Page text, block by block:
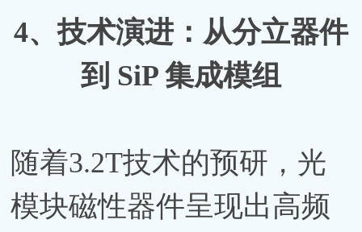
4、技术演进：从分立器件
到 SiP 集成模组
随着3.2T技术的预研，光
模块磁性器件呈现出高频